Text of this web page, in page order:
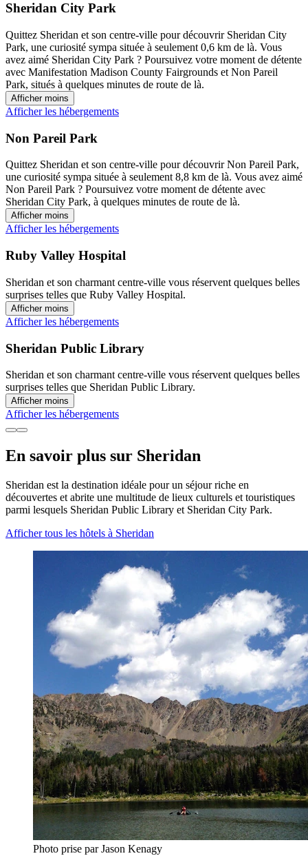
Sheridan City Park
Quittez Sheridan et son centre-ville pour découvrir Sheridan City
Park, une curiosité sympa située à seulement 0,6 km de là. Vous
avez aimé Sheridan City Park ? Poursuivez votre moment de détente
avec Manifestation Madison County Fairgrounds et Non Pareil
Park, situés à quelques minutes de route de là.
Afficher moins
Afficher les hébergements
Non Pareil Park
Quittez Sheridan et son centre-ville pour découvrir Non Pareil Park,
une curiosité sympa située à seulement 8,8 km de là. Vous avez aimé
Non Pareil Park ? Poursuivez votre moment de détente avec
Sheridan City Park, à quelques minutes de route de là.
Afficher moins
Afficher les hébergements
Ruby Valley Hospital
Sheridan et son charmant centre-ville vous réservent quelques belles
surprises telles que Ruby Valley Hospital.
Afficher moins
Afficher les hébergements
Sheridan Public Library
Sheridan et son charmant centre-ville vous réservent quelques belles
surprises telles que Sheridan Public Library.
Afficher moins
Afficher les hébergements
En savoir plus sur Sheridan
Sheridan est la destination idéale pour un séjour riche en
découvertes et abrite une multitude de lieux culturels et touristiques
parmi lesquels Sheridan Public Library et Sheridan City Park.
Afficher tous les hôtels à Sheridan
Photo prise par Jason Kenagy